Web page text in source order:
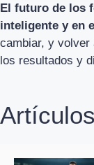
El futuro de los
inteligente y en
cambiar, y volver
los resultados y